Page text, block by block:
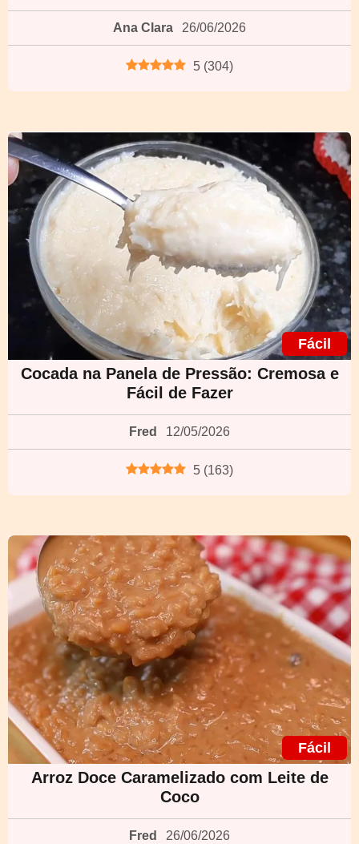
Ana Clara 26/06/2026
5 (304)
Fácil
Cocada na Panela de Pressão: Cremosa e
Fácil de Fazer
Fred 12/05/2026
5 (163)
Fácil
Arroz Doce Caramelizado com Leite de
Coco
Fred 26/06/2026